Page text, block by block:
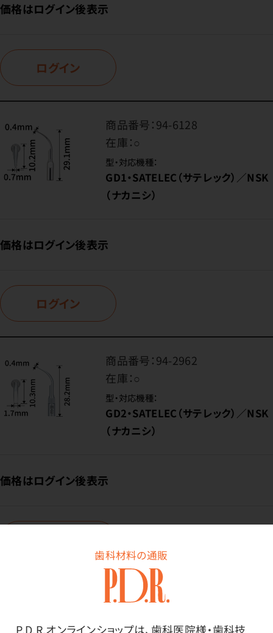
歯科材料の通販
P.D.R.オンラインショップは、歯科医院様・歯科技
価格はログイン後表示
ログイン
商品番号：94-6128
在庫：○
型・対応機種：
GD1・SATELEC（サテレック）／NSK
（ナカニシ）
価格はログイン後表示
ログイン
商品番号：94-2962
在庫：○
型・対応機種：
GD2・SATELEC（サテレック）／NSK
（ナカニシ）
価格はログイン後表示
商品番号：
94-2963